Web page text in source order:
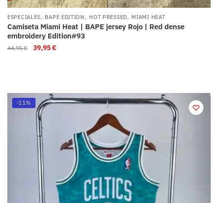
ESPECIALES, BAPE EDITION , HOT PRESSED, MIAMI HEAT
Camiseta Miami Heat | BAPE jersey Rojo | Red dense
embroidery Edition#93
44,95€ 39,95€
-11%